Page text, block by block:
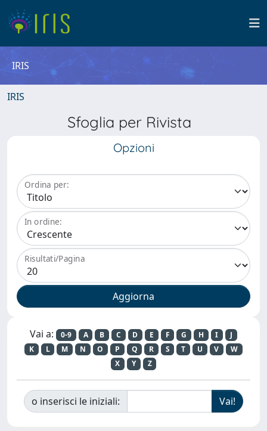
IRIS
IRIS
Sfoglia per Rivista
Opzioni
Ordina per:
In ordine:
Risultati/Pagina
Vai a: 0-9 A B C D E F G H I
J
K
L M N O P Q R S T U V
W
X
Y Z
o inserisci le iniziali: